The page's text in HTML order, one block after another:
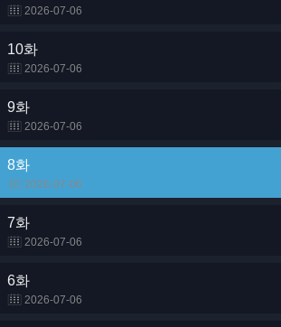
2026-07-06
10화
2026-07-06
9화
2026-07-06
8화
2026-07-06
7화
2026-07-06
6화
2026-07-06